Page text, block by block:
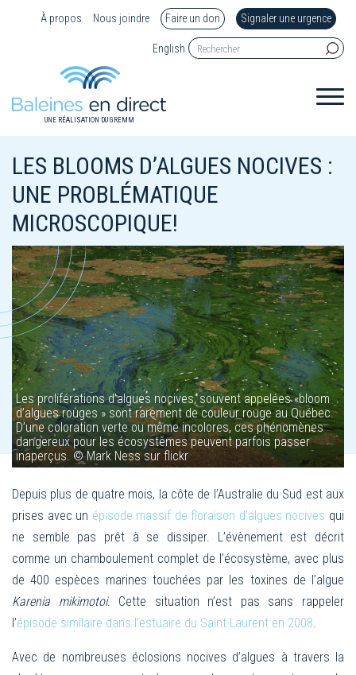
À propos Nous joindre Faire un don Signaler une urgence
English
UNE RÉALISATION DU GREMM
LES BLOOMS D’ALGUES NOCIVES :
UNE PROBLÉMATIQUE
MICROSCOPIQUE!
Les proliférations d’algues nocives, souvent appelées «bloom
d’algues rouges » sont rarement de couleur rouge au Québec.
D’une coloration verte ou même incolores, ces phénomènes
dangereux pour les écosystèmes peuvent parfois passer
inaperçus. © Mark Ness sur flickr
Depuis plus de quatre mois, la côte de l’Australie du Sud est aux
prises avec un épisode massif de floraison d’algues nocives qui
ne semble pas prêt à se dissiper. L’évènement est décrit
comme un chamboulement complet de l’écosystème, avec plus
de 400 espèces marines touchées par les toxines de l’algue
Karenia mikimotoi. Cette situation n’est pas sans rappeler
l’épisode similaire dans l’estuaire du Saint-Laurent en 2008
Avec de nombreuses éclosions nocives d’algues à travers la